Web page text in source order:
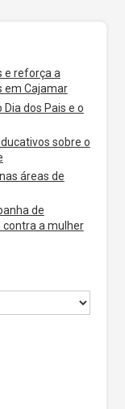
e reforça a
em Cajamar
dos Pais e o
sobre o
áreas de
de
contra a mulher